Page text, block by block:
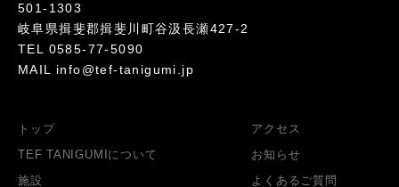
501-1303
岐阜県揖斐郡揖斐川町谷汲長瀬427-2
TEL 0585-77-5090
MAIL info@tef-tanigumi.jp
トップ
TEF TANIGUMIについて
施設
アクセス
お知らせ
よくあるご質問